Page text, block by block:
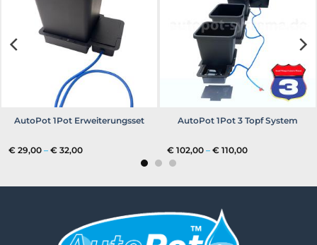
AutoPot 1Pot Erweiterungsset
€ 29,00 – € 32,00Preisspanne:
AutoPot 1Pot 3 Topf System
€ 102,00 – € 110,00Preisspanne: